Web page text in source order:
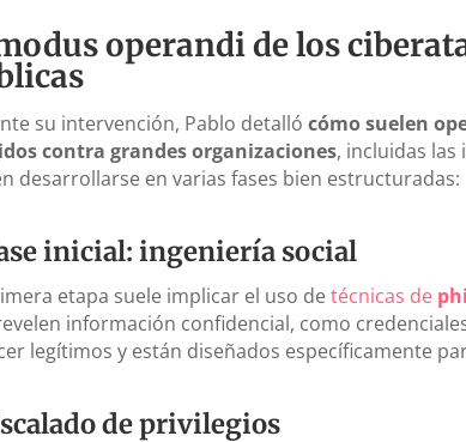
operandi de los
su intervención, Pablo detallócómo suelen
contra grandes organizaciones, incluidas
desarrollarse en varias fases bien estructuradas:
inicial: ingeniería social
etapa suele implicar el uso detécnicas de
información confidencial, como
legítimos y están diseñados específicamente
de privilegios